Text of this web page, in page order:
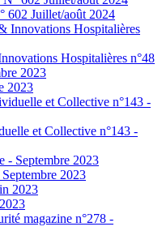
602 Juillet/août 2024
Hospitalières n°48
2023
et Collective n°143 -
2023